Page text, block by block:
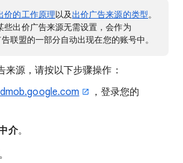
价的工作原理以及出价广告来源的类型。
些出价广告来源无需设置，会作为
联盟的一部分自动出现在您的账号中。
来源，请按以下步骤操作：
，登录您的
介。